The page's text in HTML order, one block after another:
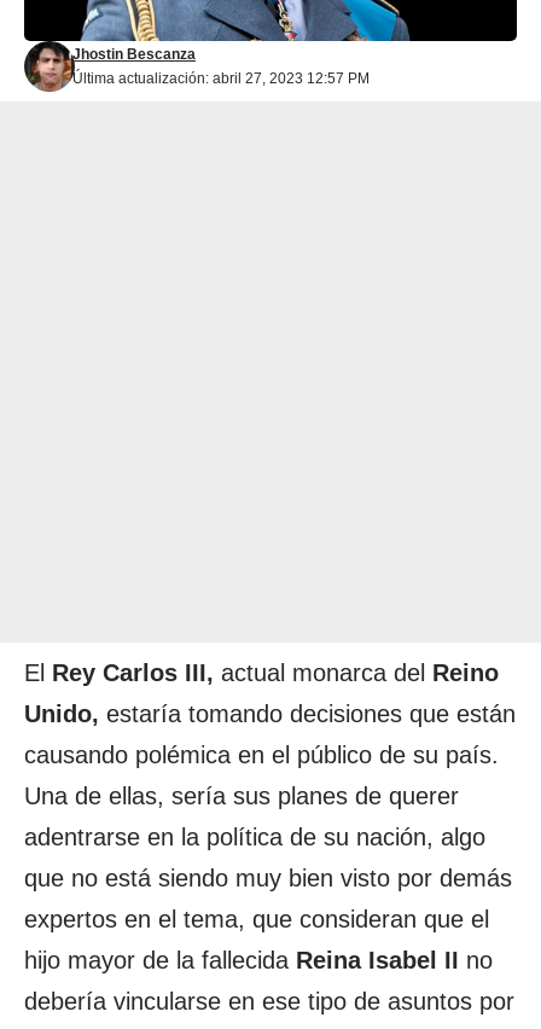
Última actualización: abril 27, 2023 12:57 PM
Jhostin Bescanza
El Rey Carlos III, actual monarca del Reino
Unido, estaría tomando decisiones que están
causando polémica en el público de su país.
Una de ellas, sería sus planes de querer
adentrarse en la política de su nación, algo
que no está siendo muy bien visto por demás
expertos en el tema, que consideran que el
hijo mayor de la fallecida Reina Isabel II no
debería vincularse en ese tipo de asuntos por